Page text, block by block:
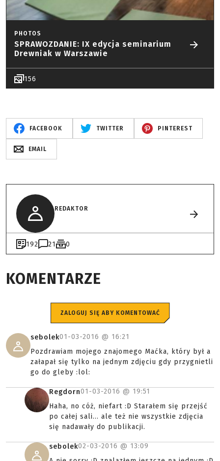
PHOTOS
SPRAWOZDANIE: IX edycja seminarium
Drewniak w Warszawie
156
FACEBOOK TWITTER PINTEREST
EMAIL
REDAKTOR
192 21 0
KOMENTARZE
ZALOGUJ SIĘ ABY KOMENTOWAĆ
sebolek01-03-2016 @ 16:21
Pozdrawiam mojego znajomego Maćka, który był a
załapał się tylko na jednym zdjęciu gdy przygnietli
go do gleby :lol:
Regdorn01-03-2016 @ 19:51
Haha, no cóż, niefart :D Starałem się przejść
po całej sali... ale też nie wszystkie zdjęcia
się nadawały do publikacji.
sebolek02-03-2016 @ 13:09